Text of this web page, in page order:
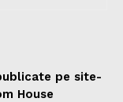
pe site-
House